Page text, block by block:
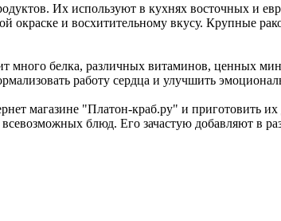
Их используют в кухнях восточных и
окраске и восхитительному вкусу. Крупные
много белка, различных витаминов, ценных
работу сердца и улучшить
магазине "Платон-краб.ру" и приготовить
всевозможных блюд. Его зачастую добавляют